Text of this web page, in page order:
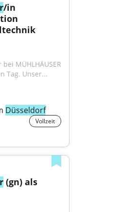
/in
MÜHLHÄUSER
Tag. Unser...
Düsseldorf
Vollzeit
(gn) als